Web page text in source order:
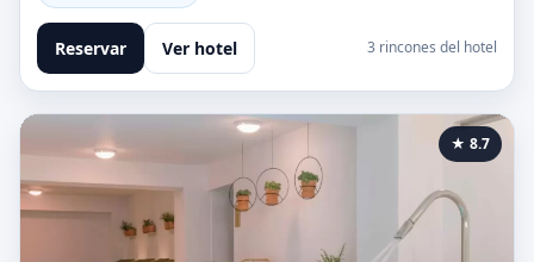
Reservar Ver hotel 3 rincones del hotel
★ 8.7